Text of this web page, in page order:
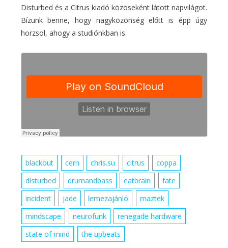
Disturbed és a Citrus kiadó közöseként látott napvilágot.
Bízunk benne, hogy nagyközönség előtt is épp úgy
horzsol, ahogy a studiónkban is.
blackout cern chris.su citrus
coppa
disturbed
drumandbass eatbrain
fate
incident
jade lemezajánló
maztek
mindscape
neurofunk
renegade hardware
state of mind
the upbeats